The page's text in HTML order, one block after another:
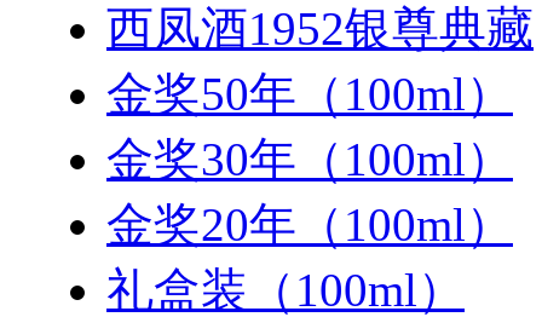
西凤酒1952银尊典藏
金奖50年（100ml）
金奖30年（100ml）
金奖20年（100ml）
礼盒装（100ml）